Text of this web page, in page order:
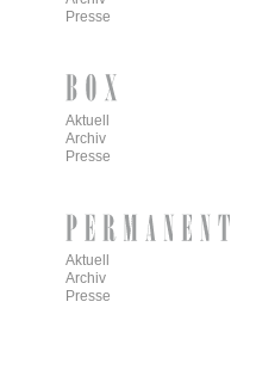
Presse
Aktuell
Archiv
Presse
Aktuell
Archiv
Presse